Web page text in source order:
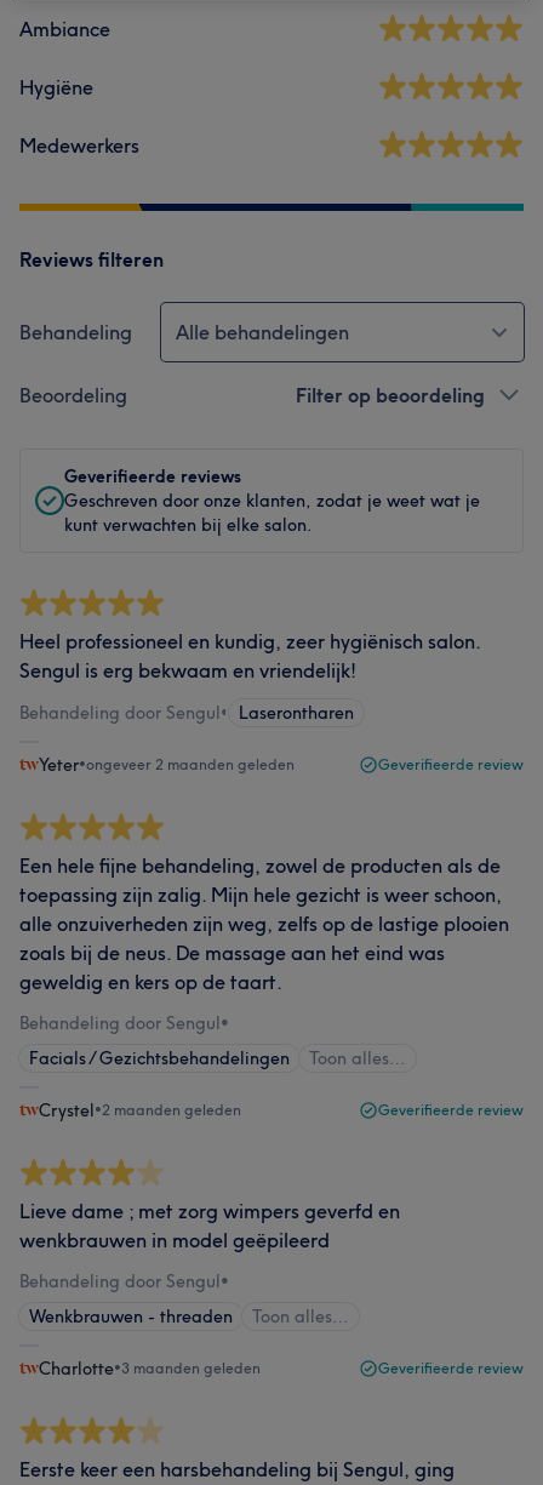
Ambiance
Hygiëne
Medewerkers
Reviews filteren
Behandeling Alle behandelingen
Beoordeling Filter op beoordeling
Geverifieerde reviews
Geschreven door onze klanten, zodat je weet wat je
kunt verwachten bij elke salon.
Heel professioneel en kundig, zeer hygiënisch salon.
Sengul is erg bekwaam en vriendelijk!
Behandeling door Sengul• Laserontharen
Yeter•ongeveer 2 maanden geleden Geverifieerde review
Een hele fijne behandeling, zowel de producten als de
toepassing zijn zalig. Mijn hele gezicht is weer schoon,
alle onzuiverheden zijn weg, zelfs op de lastige plooien
zoals bij de neus. De massage aan het eind was
geweldig en kers op de taart.
Behandeling door Sengul•
Facials / Gezichtsbehandelingen
Toon alles…
Crystel•2 maanden geleden Geverifieerde review
Lieve dame ; met zorg wimpers geverfd en
wenkbrauwen in model geëpileerd
Behandeling door Sengul•
Wenkbrauwen - threaden
Toon alles…
Charlotte•3 maanden geleden Geverifieerde review
Eerste keer een harsbehandeling bij Sengul, ging